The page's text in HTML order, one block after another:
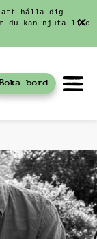
att hålla dig
du kan njuta lite
bord